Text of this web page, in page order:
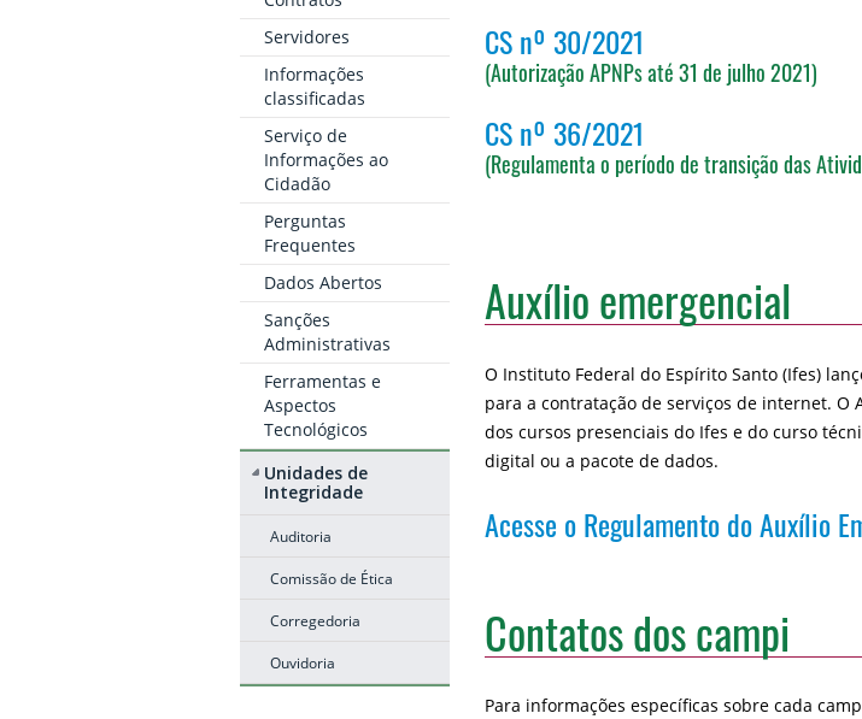
Servidores
Informações
classificadas
Serviço de
Informações ao
Cidadão
Perguntas
Frequentes
Dados Abertos
Sanções
Administrativas
Ferramentas e
Aspectos
Tecnológicos
Unidades de
Integridade
Auditoria
Comissão de Ética
Corregedoria
Ouvidoria
CS nº 30/2021
(Autorização APNPs até 31 de julho 2021)
CS nº 36/2021
(Regulamenta o período de transição das
Auxílio emergencial
O Instituto Federal do Espírito Santo (Ifes)
para a contratação de serviços de internet. O
dos cursos presenciais do Ifes e do curso
digital ou a pacote de dados.
Acesse o Regulamento do Auxílio
Contatos dos campi
Para informações específicas sobre cada